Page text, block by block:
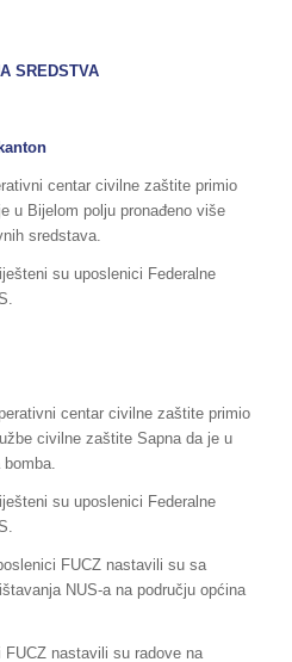
SREDSTVA
centar civilne zaštite primio
u Bijelom polju pronađeno više
sredstava.
su uposlenici Federalne
centar civilne zaštite primio
civilne zaštite Sapna da je u
bomba.
su uposlenici Federalne
FUCZ nastavili su sa
NUS-a na području općina
FUCZ nastavili su radove na